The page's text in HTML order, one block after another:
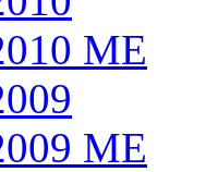
ME
ME